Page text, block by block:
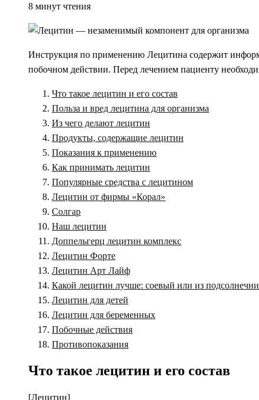
8 минут чтения
Инструкция по применению Лецитина содержит
побочном действии. Перед лечением пациенту
Что такое лецитин и его состав
Польза и вред лецитина для организма
Из чего делают лецитин
Продукты, содержащие лецитин
Показания к применению
Как принимать лецитин
Популярные средства с лецитином
Лецитин от фирмы «Корал»
Солгар
Наш лецитин
Доппельгерц лецитин комплекс
Лецитин Форте
Лецитин Арт Лайф
Какой лецитин лучше: соевый или из
Лецитин для детей
Лецитин для беременных
Побочные действия
Противопоказания
Что такое лецитин и его состав
[Лецитин]